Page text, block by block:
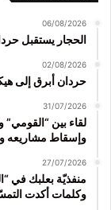
06/08/2026
الحجار يستقبل
02/08/2026
حردان أبرق إلى
31/07/2026
لقاء بين “القومي”
وإسقاط مشاريعه
27/07/2026
منفذيّة بعلبك في
وكلمات أكدت